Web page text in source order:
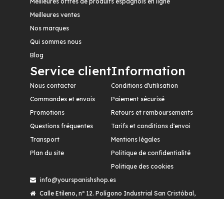
Meilleures ventes
Nos marques
Qui sommes nous
Blog
Service client
Nous contacter
Commandes et envois
Promotions
Questions fréquentes
Transport
Plan du site
Information
Conditions d'utilisation
Paiement sécurisé
Retours et remboursements
Tarifs et conditions d'envoi
Mentions légales
Politique de confidentialité
Politique des cookies
info@yourspanishshop.es
Calle Etileno, nº 12. Polígono Industrial San Cristóbal,